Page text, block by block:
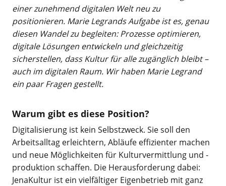
einer zunehmend digitalen Welt neu zu
positionieren. Marie Legrands Aufgabe ist es, genau
diesen Wandel zu begleiten: Prozesse optimieren,
digitale Lösungen entwickeln und gleichzeitig
sicherstellen, dass Kultur für alle zugänglich bleibt –
auch im digitalen Raum. Wir haben Marie Legrand
ein paar Fragen gestellt.
Warum gibt es diese Position?
Digitalisierung ist kein Selbstzweck. Sie soll den
Arbeitsalltag erleichtern, Abläufe effizienter machen
und neue Möglichkeiten für Kulturvermittlung und -
produktion schaffen. Die Herausforderung dabei:
JenaKultur ist ein vielfältiger Eigenbetrieb mit ganz